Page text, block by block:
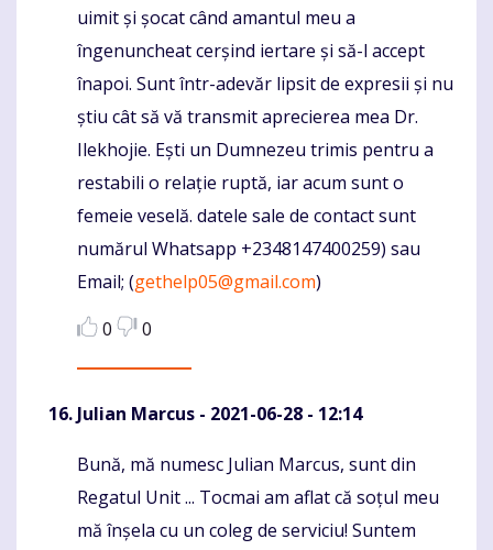
uimit și șocat când amantul meu a
îngenuncheat cerșind iertare și să-l accept
înapoi. Sunt într-adevăr lipsit de expresii și nu
știu cât să vă transmit aprecierea mea Dr.
Ilekhojie. Ești un Dumnezeu trimis pentru a
restabili o relație ruptă, iar acum sunt o
femeie veselă. datele sale de contact sunt
numărul Whatsapp +2348147400259) sau
Email; (gethelp05@gmail.com)
0
0
Julian Marcus - 2021-06-28 - 12:14
Komentaras
Bună, mă numesc Julian Marcus, sunt din
Regatul Unit ... Tocmai am aflat că soțul meu
mă înșela cu un coleg de serviciu! Suntem